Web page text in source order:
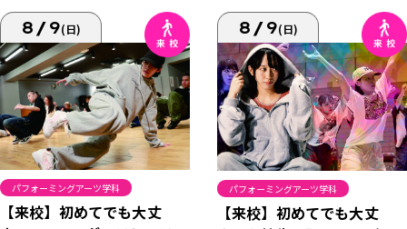
8/9(日)
パフォーミングアーツ学科
【来校】初めてでも大丈
8/9(日)
パフォーミングアーツ学科
【来校】初めてでも大丈